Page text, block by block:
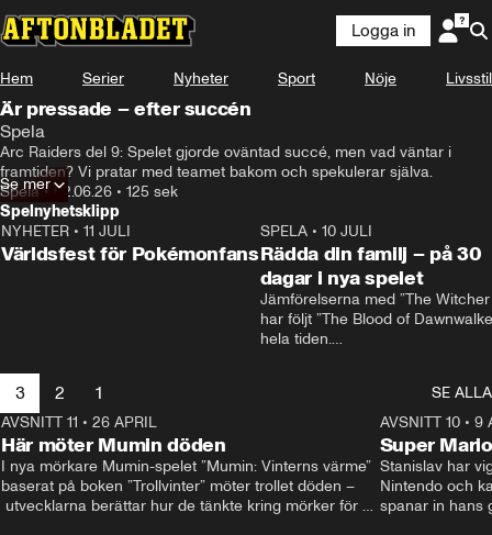
Logga in
Hem Serier Nyheter Sport Nöje Livsstil
Är pressade – efter succén
Spela
Arc Raiders del 9: Spelet gjorde oväntad succé, men vad väntar i
framtiden? Vi pratar med teamet bakom och spekulerar själva.
Spela• 02.06.26 • 125 sek
Se mer
Spelnyhetsklipp
NYHETER • 11 JULI
Världsfest för Pokémonfans
SPELA• 10 JULI
Rädda din familj – på 30
dagar i nya spelet
Jämförelserna med ”The Witcher
har följt ”The Blood of
hela tiden.
– Redan från början förstod vi att
behövde vår egen identitet, säger
3 2 1
SE ALLA
AVSNITT 11 • 26 APRIL
Här möter Mumin döden
I nya mörkare Mumin-spelet ”Mumin: Vinterns värme”
baserat på boken ”Trollvinter” möter trollet döden –
utvecklarna berättar hur de tänkte kring mörker för
AVSNITT 10• 9
Super
Stanislav har
Nintendo och
spanar in hans